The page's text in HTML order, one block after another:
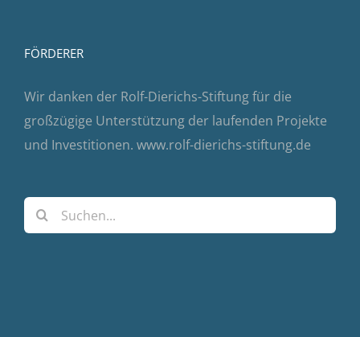
FÖRDERER
Wir danken der Rolf-Dierichs-Stiftung für die
großzügige Unterstützung der laufenden Projekte
und Investitionen. www.rolf-dierichs-stiftung.de
Suche
nach: